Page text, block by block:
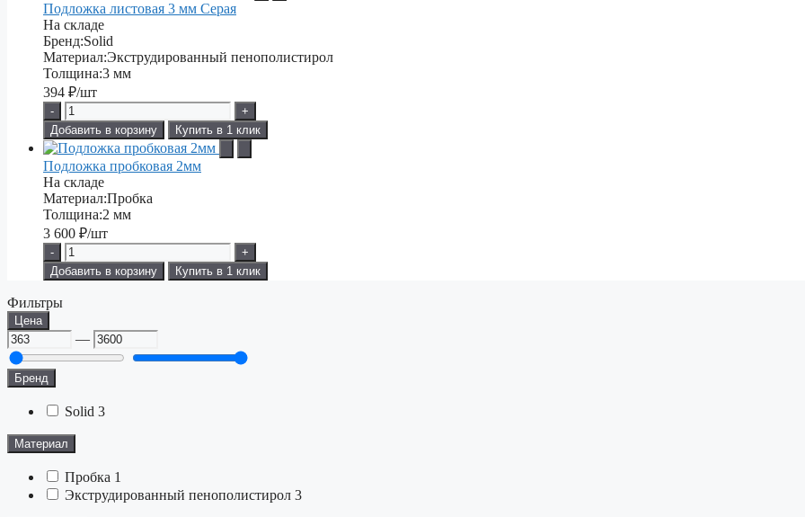
Подложка листовая 3 мм Серая
На складе
Бренд:Solid
Материал:Экструдированный пенополистирол
Толщина:3 мм
394 ₽/шт
-
+
Добавить в корзину
Купить в 1 клик
Подложка пробковая 2мм
На складе
Материал:Пробка
Толщина:2 мм
3 600 ₽/шт
-
+
Добавить в корзину
Купить в 1 клик
Фильтры
Цена
—
Бренд
Solid 3
Материал
Пробка 1
Экструдированный пенополистирол 3